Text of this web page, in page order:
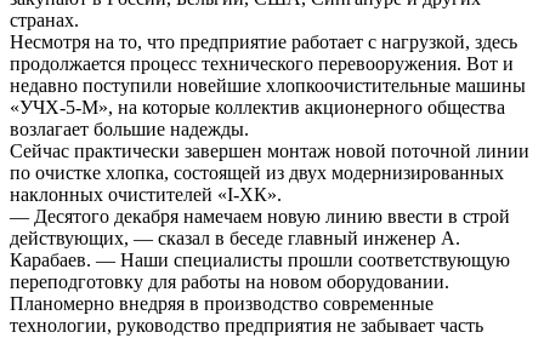
странах.
Несмотря на то, что предприятие работает с нагрузкой, здесь
продолжается процесс технического перевооружения. Вот и
недавно поступили новейшие хлопкоочистительные машины
«УЧХ-5-М», на которые коллектив акционерного общества
возлагает большие надежды.
Сейчас практически завершен монтаж новой поточной линии
по очистке хлопка, состоящей из двух модернизированных
наклонных очистителей «I-ХК».
— Десятого декабря намечаем новую линию ввести в строй
действующих, — сказал в беседе главный инженер А.
Карабаев. — Наши специалисты прошли соответствующую
переподготовку для работы на новом оборудовании.
Планомерно внедряя в производство современные
технологии, руководство предприятия не забывает часть